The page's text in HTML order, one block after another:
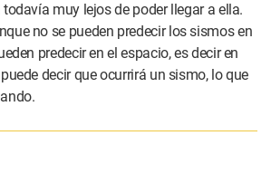
muy lejos de poder llegar a ella.
no se pueden predecir los sismos en
predecir en el espacio, es decir en
decir que ocurrirá un sismo, lo que